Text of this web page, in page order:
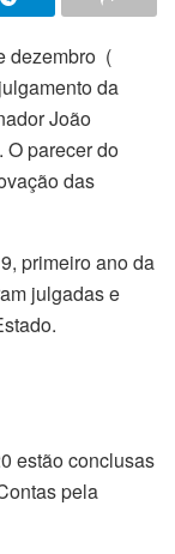
dezembro (
da
João
O parecer do
das
primeiro ano da
julgadas e
estão conclusas
pela